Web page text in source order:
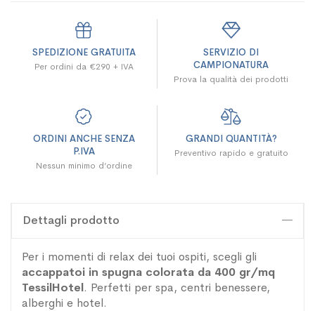
SPEDIZIONE GRATUITA
Per ordini da €290 + IVA
SERVIZIO DI
CAMPIONATURA
Prova la qualità dei prodotti
ORDINI ANCHE SENZA
P.IVA
Nessun minimo d’ordine
GRANDI QUANTITÀ?
Preventivo rapido e gratuito
Dettagli prodotto
Per i momenti di relax dei tuoi ospiti, scegli gli
accappatoi in spugna colorata da 400 gr/mq
TessilHotel. Perfetti per spa, centri benessere,
alberghi e hotel.